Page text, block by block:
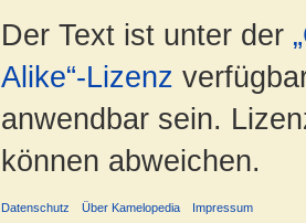
Der Text ist unter der
Alike“-Lizenz
anwendbar sein.
können abweichen.
Datenschutz Über Kamelopedia Impressum